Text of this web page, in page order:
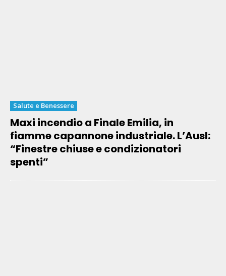
Salute e Benessere
Maxi incendio a Finale Emilia, in
fiamme capannone industriale. L’Ausl:
“Finestre chiuse e condizionatori
spenti”